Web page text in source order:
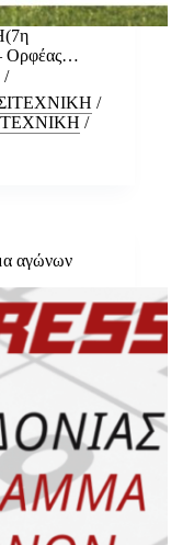
Ορφέας…
/
/
αγώνων